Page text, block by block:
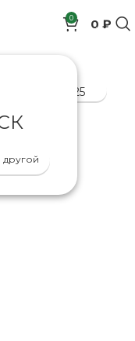
0
позиций0 ₽
другой
200-70-25